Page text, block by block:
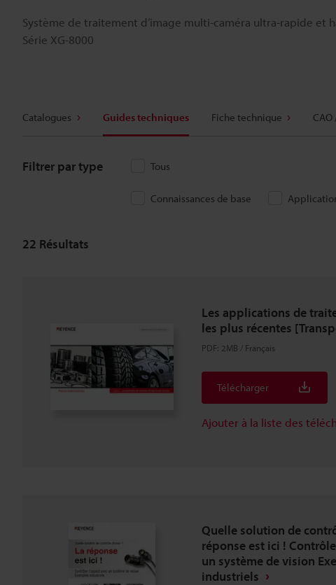
Système de traitement d’image multi-caméra ultra-rapide et
Série XG-8000
Catalogues Guides techniques Fiche technique CAO
Filtrer par type Tous
Connaissances de base
22 Résultats
Les applications de
les plus récentes
PDF: 2MB / Français
Télécharger
Ajouter à la liste des
Quelle solution de
réponse est ici !
un système de vision
industriels